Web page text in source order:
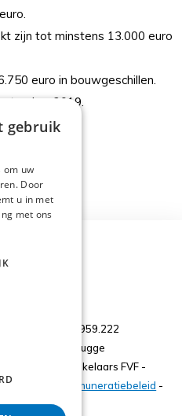
zijn tot minstens 13.000 euro
euro in bouwgeschillen.
2019.
- ON. 0473.959.222
afdeling Brugge
FVF -
Remuneratiebeleid -
gebruik
om uw
Door
u in met
met ons